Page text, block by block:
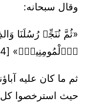
وقال سبحانه:
«ثُمَّ نُنَجِّے رُسُلَنَا
اِ۬لْمُومِنِينَۖ» [4]
ثم ما كان عليه
حيث استرخصوا